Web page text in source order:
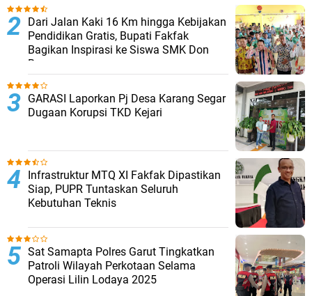
Dari Jalan Kaki 16 Km hingga Kebijakan
Pendidikan Gratis, Bupati Fakfak
Bagikan Inspirasi ke Siswa SMK Don
Bosco
GARASI Laporkan Pj Desa Karang Segar
Dugaan Korupsi TKD Kejari ‎
Infrastruktur MTQ XI Fakfak Dipastikan
Siap, PUPR Tuntaskan Seluruh
Kebutuhan Teknis
Sat Samapta Polres Garut Tingkatkan
Patroli Wilayah Perkotaan Selama
Operasi Lilin Lodaya 2025